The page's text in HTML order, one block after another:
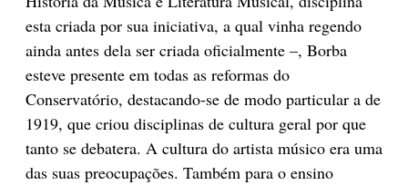
esta criada por sua iniciativa, a qual vinha regendo
ainda antes dela ser criada oficialmente –, Borba
esteve presente em todas as reformas do
Conservatório, destacando-se de modo particular a de
1919, que criou disciplinas de cultura geral por que
tanto se debatera. A cultura do artista músico era uma
das suas preocupações. Também para o ensino